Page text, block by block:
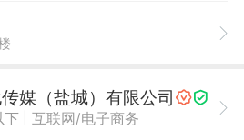
媒（盐城）有限公司
下 互联网/电子商务